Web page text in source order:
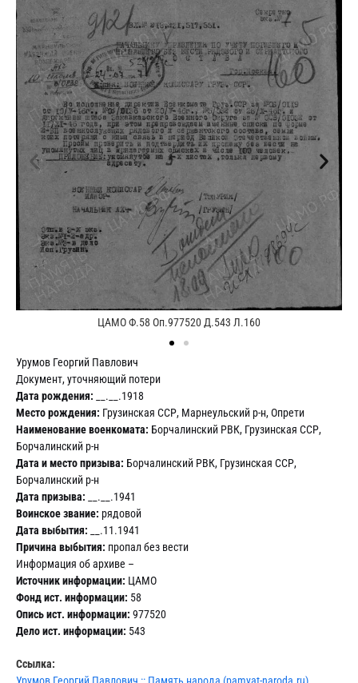
ЦАМО Ф.58 Оп.977520 Д.543 Л.160
Урумов Георгий Павлович
Документ, уточняющий потери
Дата рождения: __.__.1918
Место рождения: Грузинская ССР, Марнеульский р-н, Опрети
Наименование военкомата: Борчалинский РВК, Грузинская ССР,
Борчалинский р-н
Дата и место призыва: Борчалинский РВК, Грузинская ССР,
Борчалинский р-н
Дата призыва: __.__.1941
Воинское звание: рядовой
Дата выбытия: __.11.1941
Причина выбытия: пропал без вести
Информация об архиве –
Источник информации: ЦАМО
Фонд ист. информации: 58
Опись ист. информации: 977520
Дело ист. информации: 543
Ссылка:
Урумов Георгий Павлович :: Память народа (pamyat-naroda.ru)